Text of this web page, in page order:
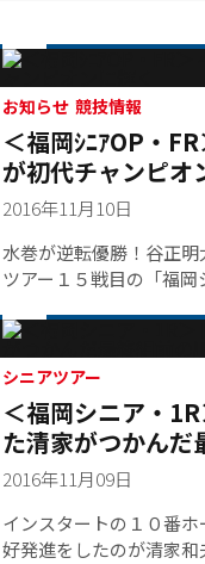
お知らせ 競技情報
＜福岡ｼﾆｱOP・
が初代チャンピオ
2016年11月10日
水巻が逆転優勝！谷正
ツアー１５戦目の「福
ートした水巻善典（５８
６７をマーク、通算６
５アンダー首位の髙見和
１１年の榊原温泉シニ
ー通算２勝目を飾った。
（５３）と高見和宏（
ージは こちら＞＞◆最
の賞金ランキングは こ
シニアツアー
＜福岡シニア・
た清家がつかんだ
2016年11月09日
インスタートの１０番
好発進をしたのが清家